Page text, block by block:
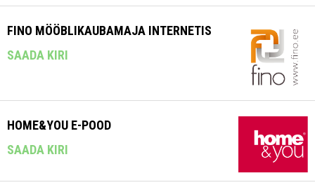
FINO MÖÖBLIKAUBAMAJA INTERNETIS
SAADA KIRI
HOME&YOU E-POOD
SAADA KIRI